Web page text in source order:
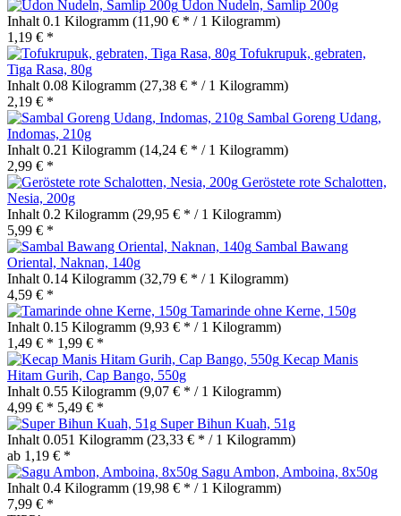
Udon Nudeln, Samlip 200g
Inhalt 0.1 Kilogramm (11,90 € * / 1 Kilogramm)
1,19 € *
Tofukrupuk, gebraten,
Tiga Rasa, 80g
Inhalt 0.08 Kilogramm (27,38 € * / 1 Kilogramm)
2,19 € *
Sambal Goreng Udang,
Indomas, 210g
Inhalt 0.21 Kilogramm (14,24 € * / 1 Kilogramm)
2,99 € *
Geröstete rote Schalotten,
Nesia, 200g
Inhalt 0.2 Kilogramm (29,95 € * / 1 Kilogramm)
5,99 € *
Sambal Bawang
Oriental, Naknan, 140g
Inhalt 0.14 Kilogramm (32,79 € * / 1 Kilogramm)
4,59 € *
Tamarinde ohne Kerne, 150g
Inhalt 0.15 Kilogramm (9,93 € * / 1 Kilogramm)
1,49 € * 1,99 € *
Kecap Manis
Hitam Gurih, Cap Bango, 550g
Inhalt 0.55 Kilogramm (9,07 € * / 1 Kilogramm)
4,99 € * 5,49 € *
Super Bihun Kuah, 51g
Inhalt 0.051 Kilogramm (23,33 € * / 1 Kilogramm)
ab 1,19 € *
Sagu Ambon, Amboina, 8x50g
Inhalt 0.4 Kilogramm (19,98 € * / 1 Kilogramm)
7,99 € *